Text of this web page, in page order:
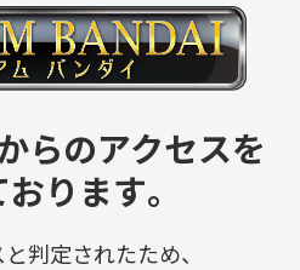
らのアクセスを
ります。
判定されたため、